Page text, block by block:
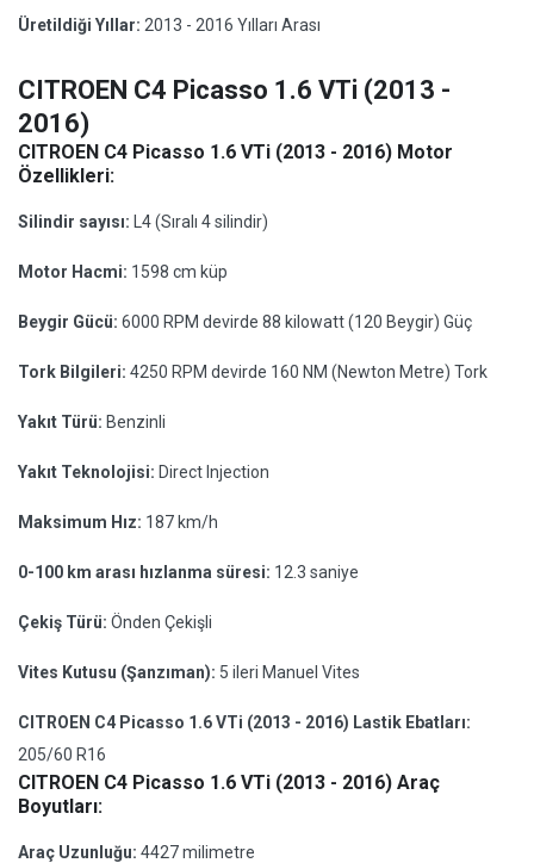
Üretildiği Yıllar: 2013 - 2016 Yılları Arası
CITROEN C4 Picasso 1.6 VTi (2013 -
2016)
CITROEN C4 Picasso 1.6 VTi (2013 - 2016) Motor
Özellikleri:
Silindir sayısı: L4 (Sıralı 4 silindir)
Motor Hacmi: 1598 cm küp
Beygir Gücü: 6000 RPM devirde 88 kilowatt (120 Beygir) Güç
Tork Bilgileri: 4250 RPM devirde 160 NM (Newton Metre) Tork
Yakıt Türü: Benzinli
Yakıt Teknolojisi: Direct Injection
Maksimum Hız: 187 km/h
0-100 km arası hızlanma süresi: 12.3 saniye
Çekiş Türü: Önden Çekişli
Vites Kutusu (Şanzıman): 5 ileri Manuel Vites
CITROEN C4 Picasso 1.6 VTi (2013 - 2016) Lastik Ebatları:
205/60 R16
CITROEN C4 Picasso 1.6 VTi (2013 - 2016) Araç
Boyutları:
Araç Uzunluğu: 4427 milimetre